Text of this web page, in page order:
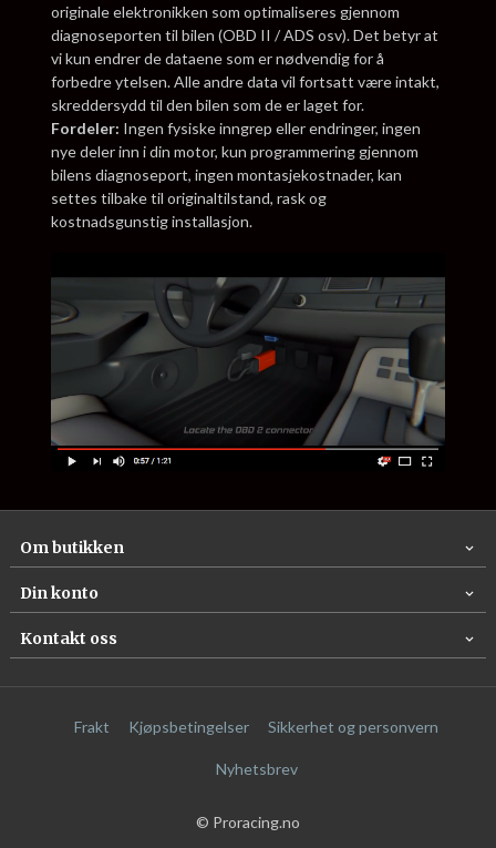
originale elektronikken som optimaliseres gjennom
diagnoseporten til bilen (OBD II / ADS osv). Det betyr at
vi kun endrer de dataene som er nødvendig for å
forbedre ytelsen. Alle andre data vil fortsatt være intakt,
skreddersydd til den bilen som de er laget for.
Fordeler: Ingen fysiske inngrep eller endringer, ingen
nye deler inn i din motor, kun programmering gjennom
bilens diagnoseport, ingen montasjekostnader, kan
settes tilbake til originaltilstand, rask og
kostnadsgunstig installasjon.
Om butikken
Din konto
Kontakt oss
Frakt Kjøpsbetingelser Sikkerhet og personvern
Nyhetsbrev
© Proracing.no